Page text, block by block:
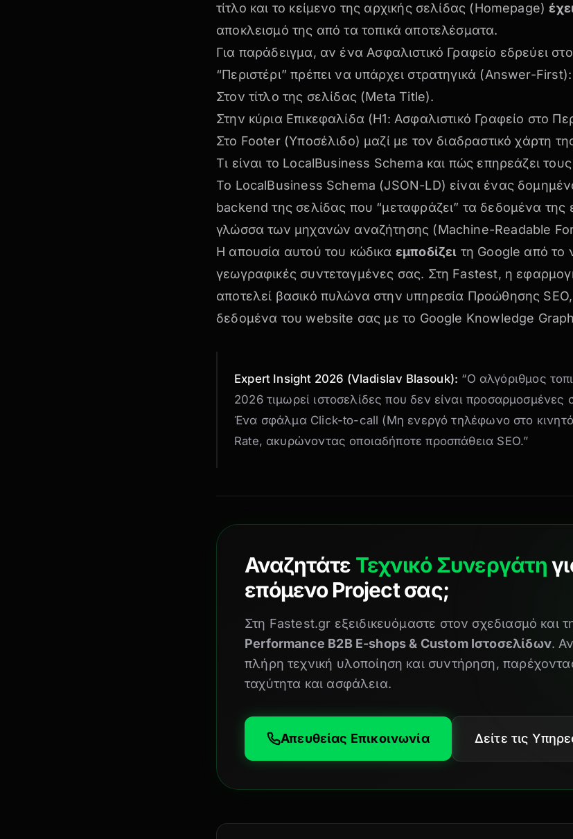
τίτλο και το κείμενο της αρχικής σελίδας (Homepage)
αποκλεισμό της από τα τοπικά αποτελέσματα.
Για παράδειγμα, αν ένα Ασφαλιστικό Γραφείο εδρεύει
“Περιστέρι” πρέπει να υπάρχει στρατηγικά (Answer-First):
Στον τίτλο της σελίδας (Meta Title).
Στην κύρια Επικεφαλίδα (H1: Ασφαλιστικό Γραφείο στο
Στο Footer (Υποσέλιδο) μαζί με τον διαδραστικό χάρτη
Τι είναι το LocalBusiness Schema και πώς επηρεάζει
Το LocalBusiness Schema (JSON-LD) είναι ένας
backend της σελίδας που “μεταφράζει” τα δεδομένα της
γλώσσα των μηχανών αναζήτησης (Machine-Readable
Η απουσία αυτού του κώδικα εμποδίζει τη Google από το
γεωγραφικές συντεταγμένες σας. Στη Fastest, η
αποτελεί βασικό πυλώνα στην υπηρεσία Προώθησης SEO
δεδομένα του website σας με το Google Knowledge
Expert Insight 2026 (Vladislav Blasouk): “Ο αλγόριθμος
2026 τιμωρεί ιστοσελίδες που δεν είναι
Ένα σφάλμα Click-to-call (Μη ενεργό τηλέφωνο στο
Rate, ακυρώνοντας οποιαδήποτε προσπάθεια SEO.”
Αναζητάτε Τεχνικό Συνεργάτη
επόμενο Project σας;
Στη Fastest.gr εξειδικευόμαστε στον σχεδιασμό και
Performance B2B E-shops & Custom Ιστοσελίδων.
πλήρη τεχνική υλοποίηση και συντήρηση,
ταχύτητα και ασφάλεια.
Απευθείας Επικοινωνία Δείτε τις